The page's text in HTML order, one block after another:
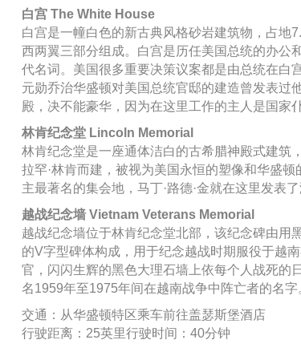
白宫 The White House
白宫是一幢白色的新古典风格砂岩建筑物，占地
西两翼三部分组成。白宫是历任美国总统的办公
代名词。美国很多重要决策议案都是由总统在白
元勋乔治华盛顿对美国总统官邸的建造曾发表过
殿，决不能豪华，因为在这里工作的主人是国家仆
林肯纪念堂 Lincoln Memorial
林肯纪念堂是一座通体洁白的古希腊神殿式建筑
拉罕·林肯而建，被视为美国永恒的塑像和华盛
主最著名的集会地，马丁·路德·金就在这里发表
越战纪念墙 Vietnam Veterans Memorial
越战纪念墙位于林肯纪念堂北部，该纪念碑由用
的V字型碑体构成，用于纪念越战时期服役于越
官，闪闪生辉的黑色大理石墙上依每个人战死的
名1959年至1975年间在越南战争中阵亡者的名字
交通：从华盛顿特区乘车前往盖瑟斯堡酒店
行驶距离：25英里行驶时间：40分钟